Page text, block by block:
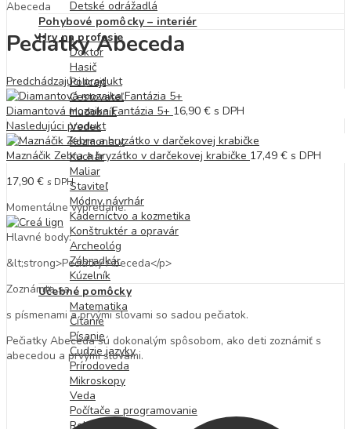
Detské odrážadlá
Pohybové pomôcky – interiér
Hry na profesie
Doktor
Hasič
Policajt
Cestovateľ
Hudobník
Vedec
Kozmonaut
Kuchár
Maliar
Staviteľ
Módny návrhár
Kaderníctvo a kozmetika
Konštruktér a opravár
Archeológ
Záhradkár
Kúzelník
Učebné pomôcky
Matematika
Čítanie
Písanie
Cudzie jazyky
Prírodoveda
Mikroskopy
Veda
Počítače a programovanie
Robotika
Abeceda
Pečiatky Abeceda
Predchádzajúci produkt
Diamantová mozaika Fantázia 5+ 16,90 € s DPH
Nasledujúci produkt
Maznáčik Zebra a hryzátko v darčekovej krabičke 17,49 € s DPH
17,90 € s DPH
Momentálne vypredané.
Hlavné body:
&lt;strong>Pečiatky Abeceda</p>
Zoznámte sa
s písmenami a prvými slovami so sadou pečiatok.
Pečiatky Abeceda sú dokonalým spôsobom, ako deti zoznámiť s
abecedou a prvými slovami.